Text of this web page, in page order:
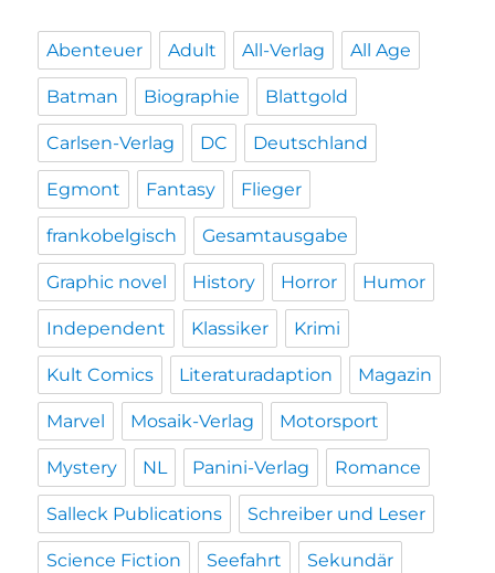
Abenteuer Adult All-Verlag All Age
Batman Biographie Blattgold
Carlsen-Verlag DC Deutschland
Egmont Fantasy Flieger
frankobelgisch Gesamtausgabe
Graphic novel History Horror Humor
Independent Klassiker Krimi
Kult Comics Literaturadaption Magazin
Marvel Mosaik-Verlag Motorsport
Mystery NL Panini-Verlag Romance
Salleck Publications Schreiber und Leser
Science Fiction Seefahrt Sekundär